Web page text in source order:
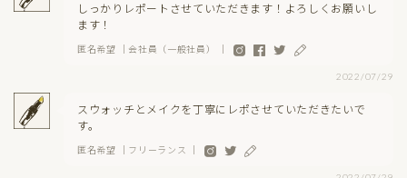
しっかりレポートさせていただきます！よろしくお願いし
ます！
匿名希望 ｜会社員（一般社員） ｜
2022/07/29
スウォッチとメイクを丁寧にレポさせていただきたいで
す。
匿名希望 ｜フリーランス ｜